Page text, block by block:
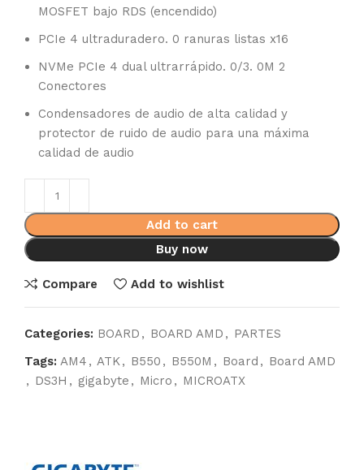
MOSFET bajo RDS (encendido)
PCIe 4 ultraduradero. 0 ranuras listas x16
NVMe PCIe 4 dual ultrarrápido. 0/3. 0M 2
Conectores
Condensadores de audio de alta calidad y
protector de ruido de audio para una máxima
calidad de audio
Add to cart
Buy now
Compare Add to wishlist
Categories: BOARD , BOARD AMD , PARTES
Tags: AM4 , ATK, B550 , B550M , Board , Board AMD
, DS3H , gigabyte , Micro , MICROATX